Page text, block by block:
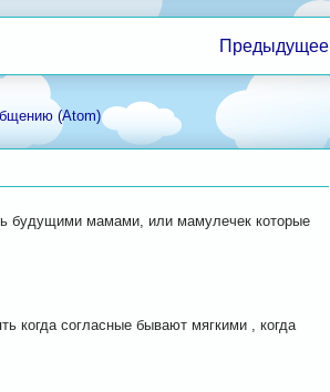
Предыдущее
(Atom)
будущими мамами, или мамулечек которые
когда согласные бывают мягкими , когда